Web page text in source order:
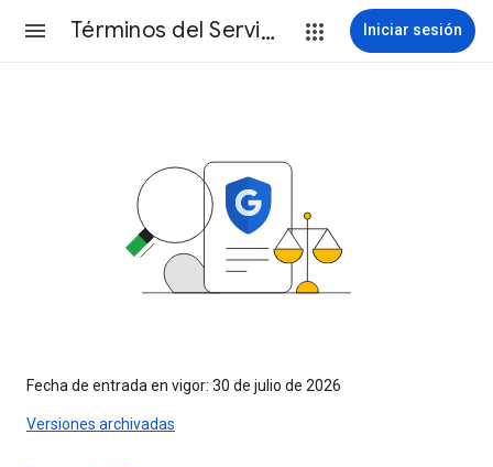
Términos del Servicio Iniciar sesión
Fecha de entrada en vigor: 30 de julio de 2026
Versiones archivadas